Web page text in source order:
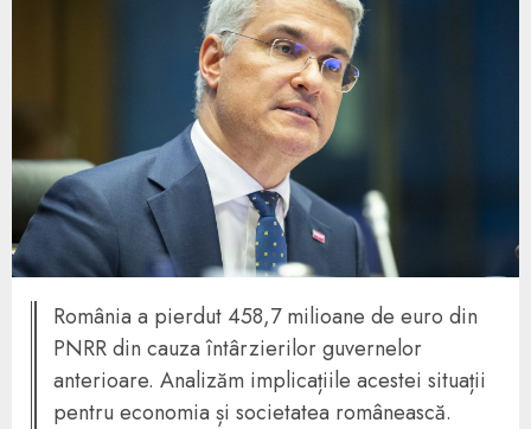
România a pierdut 458,7 milioane de euro din
PNRR din cauza întârzierilor guvernelor
anterioare. Analizăm implicațiile acestei situații
pentru economia și societatea românească.